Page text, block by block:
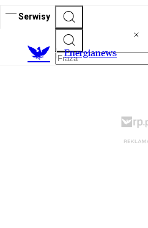
Serwisy
Energianews